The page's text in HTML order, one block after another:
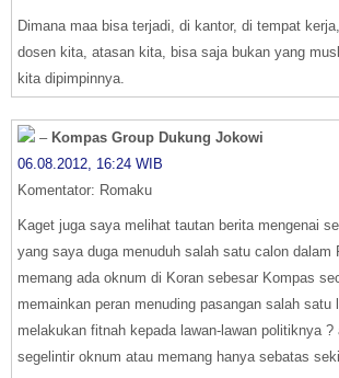
Dimana maa bisa terjadi, di kantor, di tempat
dosen kita, atasan kita, bisa saja bukan yang
kita dipimpinnya.
– Kompas Group Dukung Jokowi
06.08.2012, 16:24 WIB
Komentator: Romaku
Kaget juga saya melihat tautan berita mengenai
yang saya duga menuduh salah satu calon dalam
memang ada oknum di Koran sebesar Kompas
memainkan peran menuding pasangan salah satu
melakukan fitnah kepada lawan-lawan politiknya ?
segelintir oknum atau memang hanya sebatas